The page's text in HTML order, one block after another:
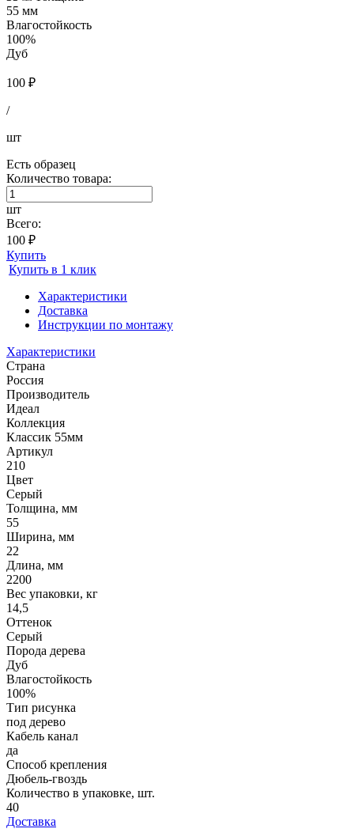
55 мм
Влагостойкость
100%
Дуб
100 ₽
/
шт
Есть образец
Количество товара:
шт
Всего:
100 ₽
Купить
Купить в 1 клик
Характеристики
Доставка
Инструкции по монтажу
Характеристики
Страна
Россия
Производитель
Идеал
Коллекция
Классик 55мм
Артикул
210
Цвет
Серый
Толщина, мм
55
Ширина, мм
22
Длина, мм
2200
Вес упаковки, кг
14,5
Оттенок
Серый
Порода дерева
Дуб
Влагостойкость
100%
Тип рисунка
под дерево
Кабель канал
да
Способ крепления
Дюбель-гвоздь
Количество в упаковке, шт.
40
Доставка